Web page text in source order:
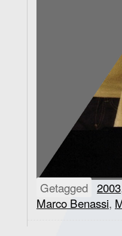
Getagged 2003
Marco Benassi,